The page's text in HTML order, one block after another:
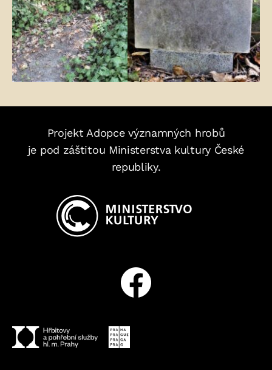
Projekt Adopce významných hrobů
je pod záštitou Ministerstva kultury České
republiky.
Facebook